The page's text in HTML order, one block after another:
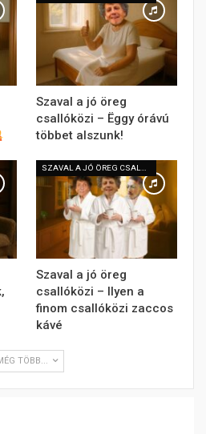
Szaval a jó öreg
csallóközi – Ëggy órávú
többet alszunk!
Szaval a jó öreg
csallóközi – Ilyen a
finom csallóközi zaccos
kávé
TÖBB...